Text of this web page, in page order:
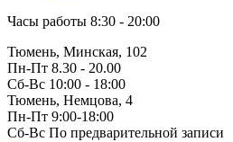
Часы работы 8:30 - 20:00
Тюмень, Минская, 102
Пн-Пт 8.30 - 20.00
Сб-Вс 10:00 - 18:00
Тюмень, Немцова, 4
Пн-Пт 9:00-18:00
Сб-Вс По предварительной записи